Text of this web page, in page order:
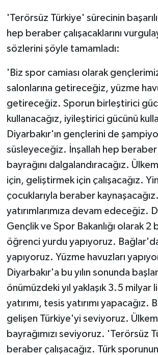
'Terörsüz Türkiye' sürecinin
hep beraber çalışacaklarını
sözlerini şöyle tamamladı:
'Biz spor camiası olarak
salonlarına getireceğiz, yüzme
getireceğiz. Sporun birleştirici
kullanacağız, iyileştirici gücünü
Diyarbakır'ın gençlerini de
süsleyeceğiz. İnşallah hep beraber
bayrağını dalgalandıracağız.
için, geliştirmek için çalışacağız.
çocuklarıyla beraber
yatırımlarımıza devam edeceğiz.
Gençlik ve Spor Bakanlığı olarak 2
öğrenci yurdu yapıyoruz.
yapıyoruz. Yüzme havuzları
Diyarbakır'a bu yılın sonunda
önümüzdeki yıl yaklaşık 3.5 milyar
yatırımı, tesis yatırımı yapacağız.
gelişen Türkiye'yi seviyoruz.
bayrağımızı seviyoruz. 'Terörsüz
beraber çalışacağız. Türk